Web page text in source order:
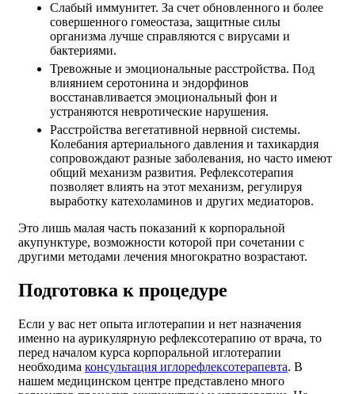
Слабый иммунитет. За счет обновленного и более
совершенного гомеостаза, защитные силы
организма лучше справляются с вирусами и
бактериями.
Тревожные и эмоциональные расстройства. Под
влиянием серотонина и эндорфинов
восстанавливается эмоциональный фон и
устраняются невротические нарушения.
Расстройства вегетативной нервной системы.
Колебания артериального давления и тахикардия
сопровождают разные заболевания, но часто имеют
общий механизм развития. Рефлексотерапия
позволяет влиять на этот механизм, регулируя
выработку катехоламинов и других медиаторов.
Это лишь малая часть показаний к корпоральной
акупунктуре, возможности которой при сочетании с
другими методами лечения многократно возрастают.
Подготовка к процедуре
Если у вас нет опыта иглотерапии и нет назначения
именно на аурикулярную рефлексотерапию от врача, то
перед началом курса корпоральной иглотерапии
необходима консультация иглорефлексотерапевта. В
нашем медицинском центре представлено много